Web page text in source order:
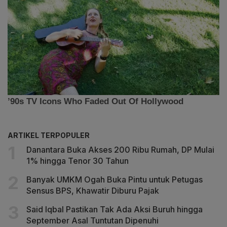
ARTIKEL TERPOPULER
Danantara Buka Akses 200 Ribu Rumah, DP Mulai
1% hingga Tenor 30 Tahun
Banyak UMKM Ogah Buka Pintu untuk Petugas
Sensus BPS, Khawatir Diburu Pajak
Said Iqbal Pastikan Tak Ada Aksi Buruh hingga
September Asal Tuntutan Dipenuhi